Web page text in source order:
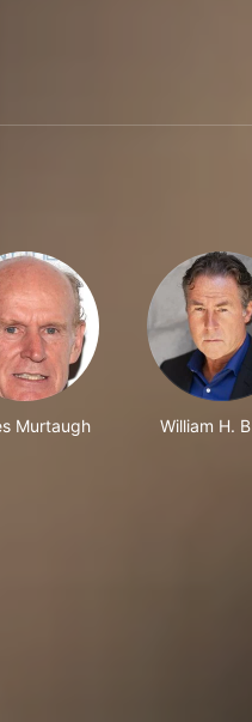
Murtaugh William H.